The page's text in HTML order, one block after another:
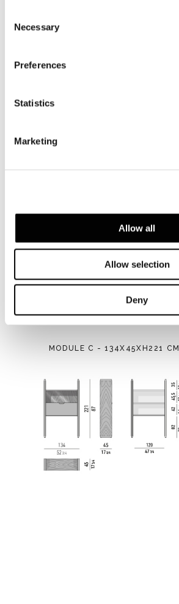
Selection
Necessary
Preferences
Statistics
Marketing
Allow all
Allow selection
Deny
MODULE C - 134X45XH221 CM